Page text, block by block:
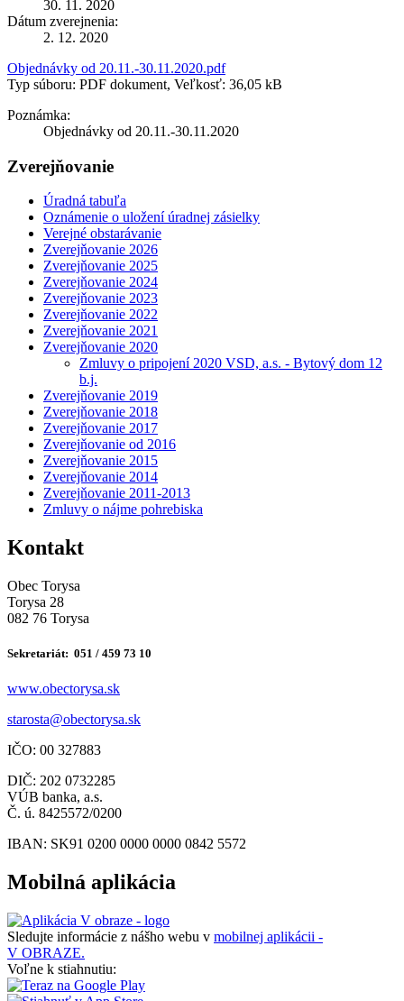
30. 11. 2020
Dátum zverejnenia:
2. 12. 2020
Objednávky od 20.11.-30.11.2020.pdf
Typ súboru: PDF dokument, Veľkosť: 36,05 kB
Poznámka:
Objednávky od 20.11.-30.11.2020
Zverejňovanie
Úradná tabuľa
Oznámenie o uložení úradnej zásielky
Verejné obstarávanie
Zverejňovanie 2026
Zverejňovanie 2025
Zverejňovanie 2024
Zverejňovanie 2023
Zverejňovanie 2022
Zverejňovanie 2021
Zverejňovanie 2020
Zmluvy o pripojení 2020 VSD, a.s. - Bytový dom 12
b.j.
Zverejňovanie 2019
Zverejňovanie 2018
Zverejňovanie 2017
Zverejňovanie od 2016
Zverejňovanie 2015
Zverejňovanie 2014
Zverejňovanie 2011-2013
Zmluvy o nájme pohrebiska
Kontakt
Obec Torysa
Torysa 28
082 76 Torysa
Sekretariát: 051 / 459 73 10
www.obectorysa.sk
starosta@obectorysa.sk
IČO: 00 327883
DIČ: 202 0732285
VÚB banka, a.s.
Č. ú. 8425572/0200
IBAN: SK91 0200 0000 0000 0842 5572
Mobilná aplikácia
Sledujte informácie z nášho webu v mobilnej aplikácii -
V OBRAZE.
Voľne k stiahnutiu: